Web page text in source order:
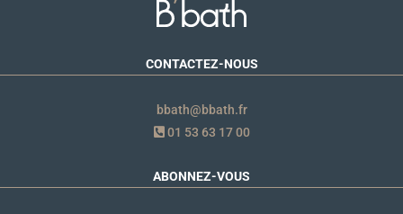
CONTACTEZ-NOUS
bbath@bbath.fr
01 53 63 17 00
ABONNEZ-VOUS